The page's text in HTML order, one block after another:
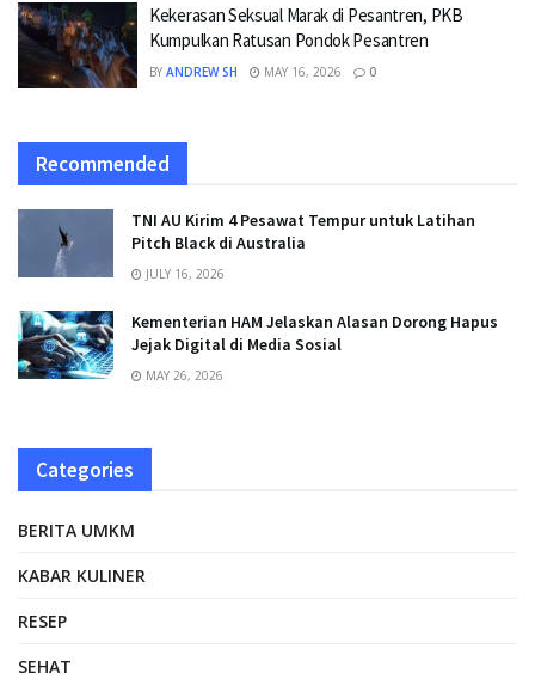
Kekerasan Seksual Marak di Pesantren, PKB
Kumpulkan Ratusan Pondok Pesantren
BY ANDREW SH MAY 16, 2026 0
Recommended
TNI AU Kirim 4 Pesawat Tempur untuk Latihan
Pitch Black di Australia
JULY 16, 2026
Kementerian HAM Jelaskan Alasan Dorong Hapus
Jejak Digital di Media Sosial
MAY 26, 2026
Categories
BERITA UMKM
KABAR KULINER
RESEP
SEHAT